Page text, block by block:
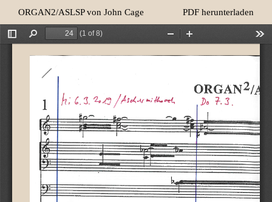
Artikeldetails
zurückkehren
ORGAN2/ASLSP von John Cage Herunterladen
PDF herunterladen